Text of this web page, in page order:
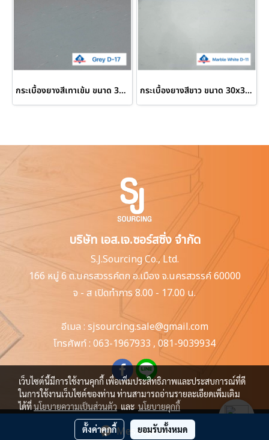
Message Us
กระเบื้องยางสีเทาเข้ม ขนาด 30x30 ซม. Grey D-17 กระเบื้องยางสีขาว ขนาด 30x30 ซม. Marble White D-11
บริษัท เอส.เจ.ซอร์สซิ่ง จำกัด
S.J.Sourcing Co., Ltd.
166 หมู่ 6 ต.นครสวรรค์ตกอ.เมือง จ.นครสวรรค์ 60000
จ - ส เปิดทำการ 8.00 - 17.00 น.
อีเมล : sjsourcing.sale@gmail.com
โทรศัพท์ : 063-1967933 , 081-9039934
ผู้เข้าชมวันนี้ 1,519
เว็บไซต์นี้มีการใช้งานคุกกี้ เพื่อเพิ่มประสิทธิภาพและประสบการณ์ที่ดี
ในการใช้งานเว็บไซต์ของท่าน ท่านสามารถอ่านรายละเอียดเพิ่มเติม
ได้ที่นโยบายความเป็นส่วนตัว และ นโยบายคุกกี้
ตั้งค่าคุกกี้ ยอมรับทั้งหมด